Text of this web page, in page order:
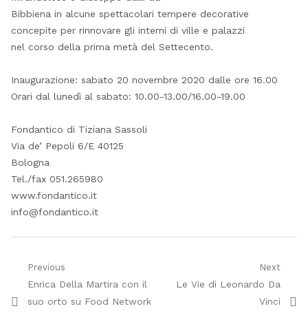
Bibbiena in alcune spettacolari tempere decorative
concepite per rinnovare gli interni di ville e palazzi
nel corso della prima metà del Settecento.
Inaugurazione: sabato 20 novembre 2020 dalle ore 16.00
Orari dal lunedì al sabato: 10.00-13.00/16.00-19.00
Fondantico di Tiziana Sassoli
Via de’ Pepoli 6/E 40125
Bologna
Tel./fax 051.265980
www.fondantico.it
info@fondantico.it
Navigazione
articoli
Previous
Previous
post:
Enrica Della Martira con il
suo orto su Food Network
Next
Next
Le Vie di Leonardo Da
Vinci